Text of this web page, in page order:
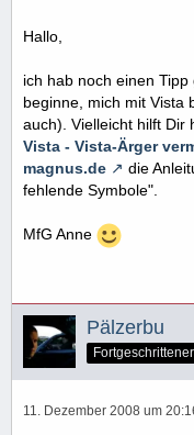
Hallo,
ich hab noch einen
beginne, mich mit Vista
auch). Vielleicht hilft Dir
Vista - Vista-Ärger
magnus.de
die
fehlende Symbole".
MfG Anne
Pälzerbu
Fortgeschrittener
11. Dezember 2008 um